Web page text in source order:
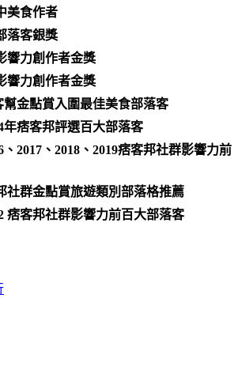
美食作者
落客銀獎
響力創作者金獎
響力創作者金獎
幫金點賞入圍最佳美食部落客
年痞客邦評選百大部落客
、2017、2018、2019痞客邦社群影響力前
社群金點賞旅遊類別部落格推薦
痞客邦社群影響力前百大部落客